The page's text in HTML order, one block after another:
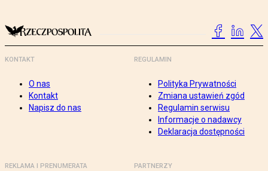
KONTAKT
O nas
Kontakt
Napisz do nas
REGULAMIN
Polityka Prywatności
Zmiana ustawień zgód
Regulamin serwisu
Informacje o nadawcy
Deklaracja dostępności
REKLAMA I PRENUMERATA PARTNERZY